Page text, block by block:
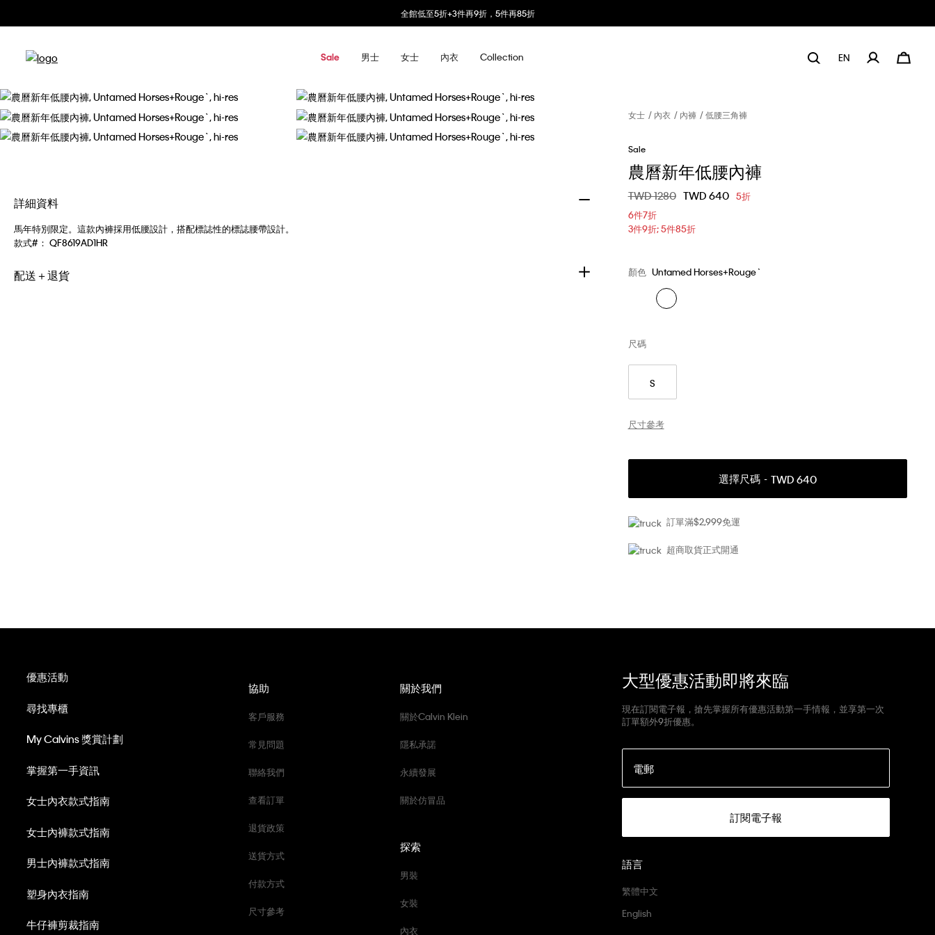
全館低至5折+3件再9折，5件再85折
Sale 男士 女士 內衣 Collection EN
詳細資料
馬年特別限定。這款內褲採用低腰設計，搭配標誌性的標誌腰帶設計。
款式#： QF8619AD1HR
配送＋退貨
女士 內衣 內褲 低腰三角褲
Sale
農曆新年低腰內褲
價格扣減從
TWD 1280至TWD 640 5折
6件7折
3件9折; 5件85折
顏色 Untamed Horses+Rouge`
S
尺碼
尺寸參考
選擇尺碼 TWD 640
訂單滿$2,999免運
超商取貨正式開通
大型優惠活動即將來臨
現在訂閱電子報，搶先掌握所有優惠活動第一手情報，並享第一次
訂單額外9折優惠。
電郵
訂閱電子報
語言
繁體中文
English
協助
客戶服務
常見問題
聯絡我們
查看訂單
退貨政策
送貨方式
付款方式
尺寸參考
優惠活動
尋找專櫃
My Calvins 獎賞計劃
掌握第一手資訊
女士內衣款式指南
女士內褲款式指南
男士內褲款式指南
塑身內衣指南
牛仔褲剪裁指南
探索
男裝
女裝
內衣
關於我們
關於Calvin Klein
隱私承諾
永續發展
關於仿冒品